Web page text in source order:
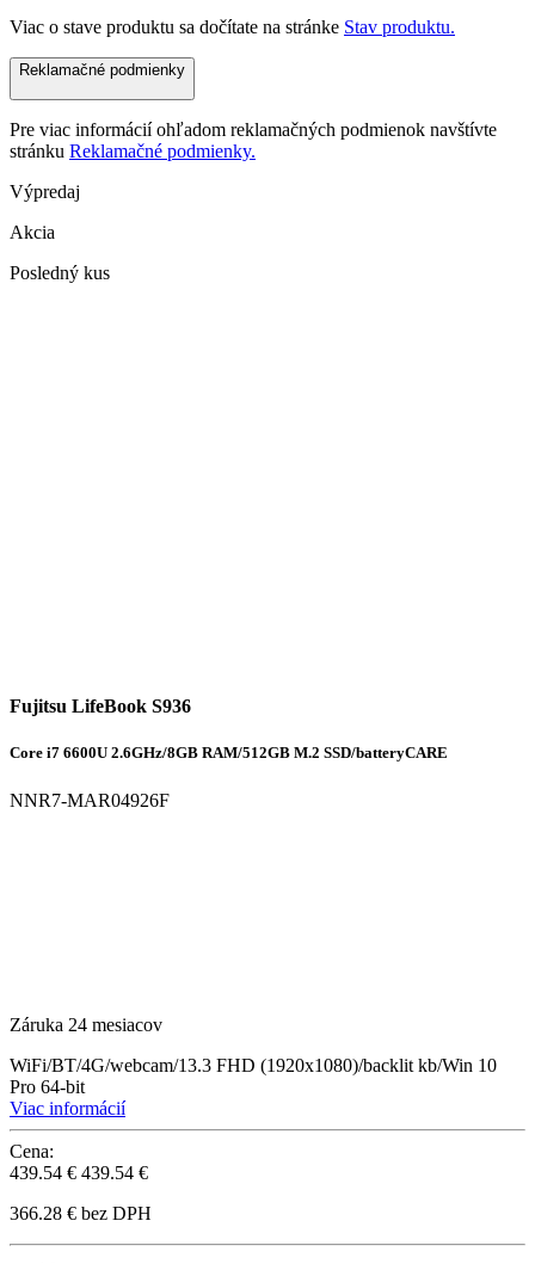
Viac o stave produktu sa dočítate na stránke Stav produktu.
Reklamačné podmienky
Pre viac informácií ohľadom reklamačných podmienok navštívte
stránku Reklamačné podmienky.
Výpredaj
Akcia
Posledný kus
Fujitsu LifeBook S936
Core i7 6600U 2.6GHz/8GB RAM/512GB M.2 SSD/batteryCARE
NNR7-MAR04926F
Záruka 24 mesiacov
WiFi/BT/4G/webcam/13.3 FHD (1920x1080)/backlit kb/Win 10
Pro 64-bit
Viac informácií
Cena:
439.54 € 439.54 €
366.28 € bez DPH